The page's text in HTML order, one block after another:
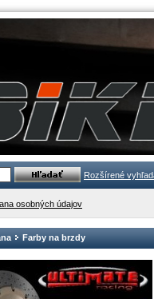
Rozšírené
osobných údajov
Farby na brzdy